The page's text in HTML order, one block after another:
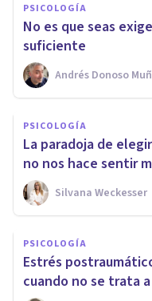
PSICOLOGÍA
No es que seas
suficiente
Andrés Donoso
PSICOLOGÍA
La paradoja de
no nos hace sentir
Silvana Weckesser
PSICOLOGÍA
Estrés
cuando no se trata